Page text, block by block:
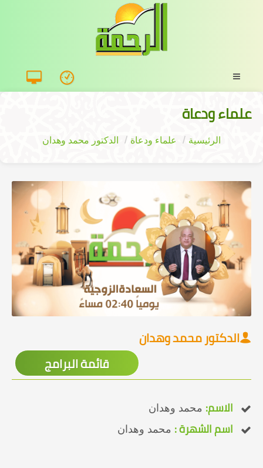
علماء ودعاة
الرئيسية علماء ودعاة الدكتور محمد وهدان
الدكتور محمد وهدان
قائمة البرامج
الاسم: محمد وهدان
اسم الشهرة : محمد وهدان